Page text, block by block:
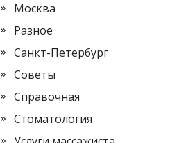
Москва
Разное
Санкт-Петербург
Советы
Справочная
Стоматология